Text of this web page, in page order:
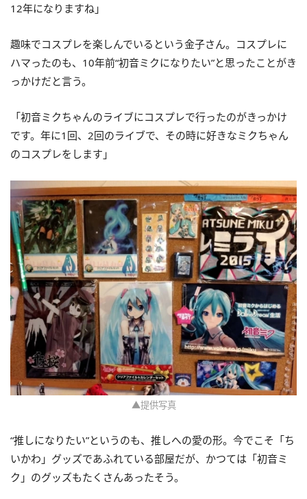
12年になりますね」
趣味でコスプレを楽しんでいるという金子さん。コスプレに
ハマったのも、10年前“初音ミクになりたい”と思ったことがき
っかけだと言う。
「初音ミクちゃんのライブにコスプレで行ったのがきっかけ
です。年に1回、2回のライブで、その時に好きなミクちゃん
のコスプレをします」
▲提供写真
“推しになりたい”というのも、推しへの愛の形。今でこそ「ち
いかわ」グッズであふれている部屋だが、かつては「初音ミ
ク」のグッズもたくさんあったそう。